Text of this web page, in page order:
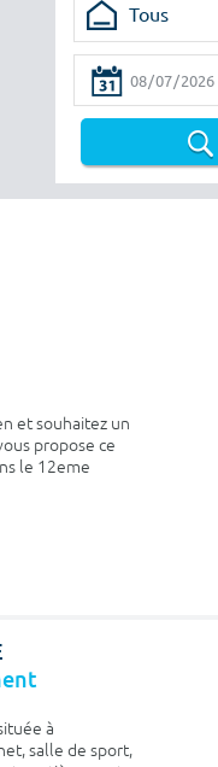
Tous
et souhaitez un
propose ce
le 12eme
à
salle de sport,